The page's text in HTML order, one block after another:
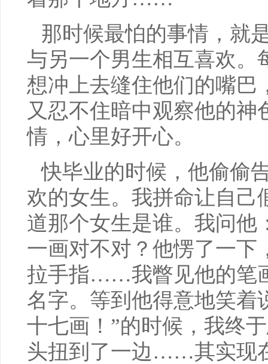
那时候最怕的事情，就
与另一个男生相互喜欢。
想冲上去缝住他们的嘴巴
又忍不住暗中观察他的
情，心里好开心。
快毕业的时候，他偷偷
欢的女生。我拼命让自己
道那个女生是谁。我问他
一画对不对？他愣了一下
拉手指……我瞥见他的笔
名字。等到他得意地笑着
十七画！”的时候，我终
头扭到了一边……其实现